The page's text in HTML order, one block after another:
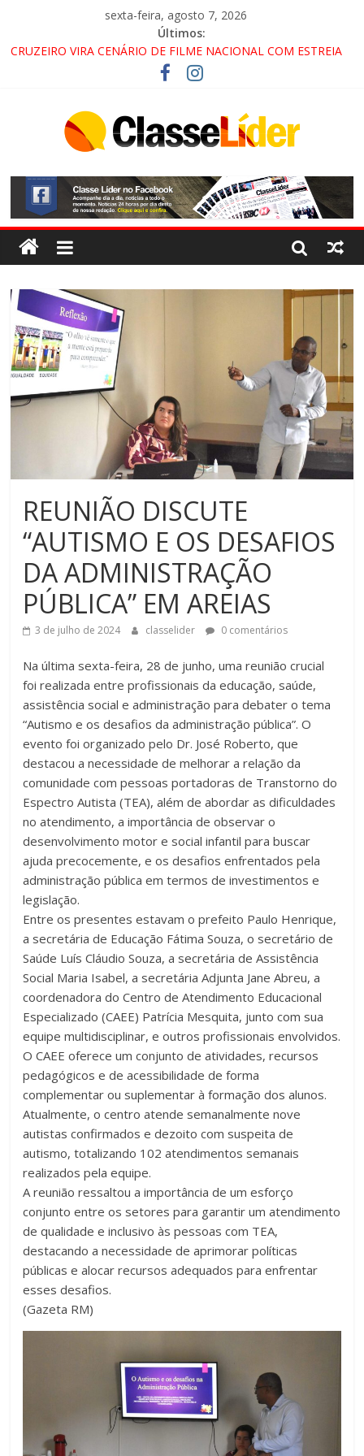
sexta-feira, agosto 7, 2026
Últimos:
CRUZEIRO VIRA CENÁRIO DE FILME NACIONAL COM ESTREIA
PROMOTOR DO GAECO
ACESSO À APARECIDA NA DUTRA SERÁ BLOQUEADO NO FIM
ALTERNATIVAS
LORENA, PINDAMONHANGABA E QUELUZ NA RETA FINAL
PELA FÁBRICA DA COCA-COLA!
REUNIÃO DISCUTE
“AUTISMO E OS DESAFIOS
DA ADMINISTRAÇÃO
PÚBLICA” EM AREIAS
3 de julho de 2024 classelider 0 comentários
Na última sexta-feira, 28 de junho, uma reunião crucial
foi realizada entre profissionais da educação, saúde,
assistência social e administração para debater o tema
“Autismo e os desafios da administração pública”. O
evento foi organizado pelo Dr. José Roberto, que
destacou a necessidade de melhorar a relação da
comunidade com pessoas portadoras de Transtorno do
Espectro Autista (TEA), além de abordar as dificuldades
no atendimento, a importância de observar o
desenvolvimento motor e social infantil para buscar
ajuda precocemente, e os desafios enfrentados pela
administração pública em termos de investimentos e
legislação.
Entre os presentes estavam o prefeito Paulo Henrique,
a secretária de Educação Fátima Souza, o secretário de
Saúde Luís Cláudio Souza, a secretária de Assistência
Social Maria Isabel, a secretária Adjunta Jane Abreu, a
coordenadora do Centro de Atendimento Educacional
Especializado (CAEE) Patrícia Mesquita, junto com sua
equipe multidisciplinar, e outros profissionais envolvidos.
O CAEE oferece um conjunto de atividades, recursos
pedagógicos e de acessibilidade de forma
complementar ou suplementar à formação dos alunos.
Atualmente, o centro atende semanalmente nove
autistas confirmados e dezoito com suspeita de
autismo, totalizando 102 atendimentos semanais
realizados pela equipe.
A reunião ressaltou a importância de um esforço
conjunto entre os setores para garantir um atendimento
de qualidade e inclusivo às pessoas com TEA,
destacando a necessidade de aprimorar políticas
públicas e alocar recursos adequados para enfrentar
esses desafios.
(Gazeta RM)